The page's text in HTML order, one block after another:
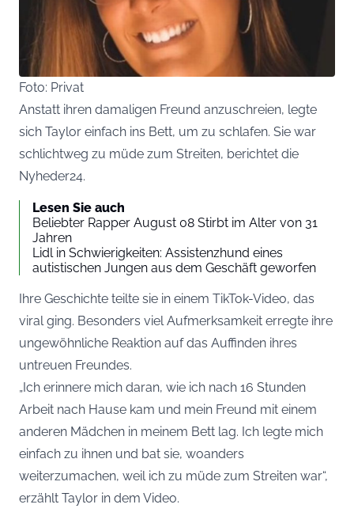
Foto: Privat
Anstatt ihren damaligen Freund anzuschreien, legte
sich Taylor einfach ins Bett, um zu schlafen. Sie war
schlichtweg zu müde zum Streiten, berichtet die
Nyheder24.
Lesen Sie auch
Beliebter Rapper August 08 Stirbt im Alter von 31
Jahren
Lidl in Schwierigkeiten: Assistenzhund eines
autistischen Jungen aus dem Geschäft geworfen
Ihre Geschichte teilte sie in einem TikTok-Video, das
viral ging. Besonders viel Aufmerksamkeit erregte ihre
ungewöhnliche Reaktion auf das Auffinden ihres
untreuen Freundes.
„Ich erinnere mich daran, wie ich nach 16 Stunden
Arbeit nach Hause kam und mein Freund mit einem
anderen Mädchen in meinem Bett lag. Ich legte mich
einfach zu ihnen und bat sie, woanders
weiterzumachen, weil ich zu müde zum Streiten war“,
erzählt Taylor in dem Video.